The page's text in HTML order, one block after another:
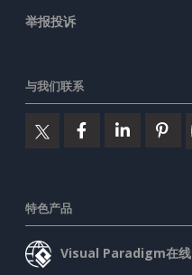
举报投诉
与我们联系
特色产品
Visual Paradigm在线